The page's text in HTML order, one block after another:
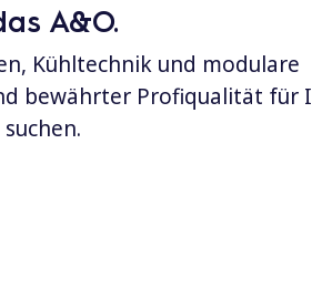
A&O.
Kühltechnik und modulare
bewährter Profiqualität für